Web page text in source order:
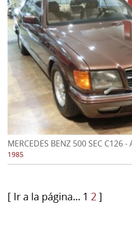
MERCEDES BENZ 500 SEC C126
1985
[ Ir a la página... 1 2]